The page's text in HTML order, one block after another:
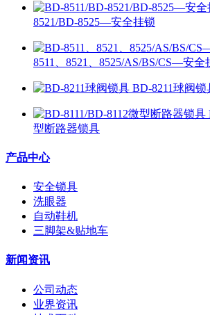
8521/BD-8525—安全挂锁
8511、8521、8525/AS/BS/CS—安全
BD-8211球阀锁
型断路器锁具
产品中心
安全锁具
洗眼器
自动鞋机
三脚架&贴地车
新闻资讯
公司动态
业界资讯